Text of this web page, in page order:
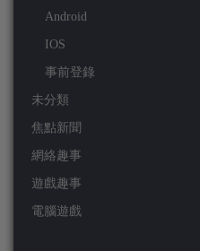
Android
IOS
事前登錄
未分類
焦點新聞
網絡趣事
遊戲趣事
電腦遊戲